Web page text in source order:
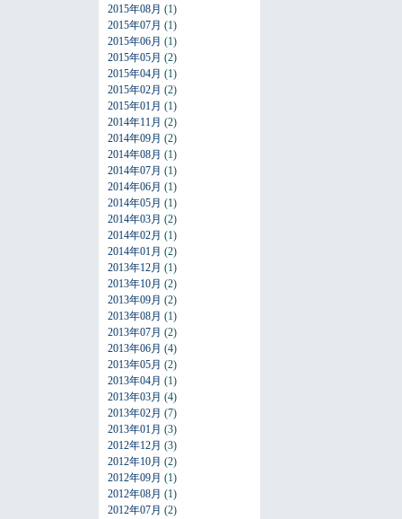
2015年08月 (1)
2015年07月 (1)
2015年06月 (1)
2015年05月 (2)
2015年04月 (1)
2015年02月 (2)
2015年01月 (1)
2014年11月 (2)
2014年09月 (2)
2014年08月 (1)
2014年07月 (1)
2014年06月 (1)
2014年05月 (1)
2014年03月 (2)
2014年02月 (1)
2014年01月 (2)
2013年12月 (1)
2013年10月 (2)
2013年09月 (2)
2013年08月 (1)
2013年07月 (2)
2013年06月 (4)
2013年05月 (2)
2013年04月 (1)
2013年03月 (4)
2013年02月 (7)
2013年01月 (3)
2012年12月 (3)
2012年10月 (2)
2012年09月 (1)
2012年08月 (1)
2012年07月 (2)